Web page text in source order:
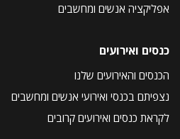
אפליקציה אנשים ומחשבים
כנסים ואירועים
הכנסים והאירועים שלנו
נצפיתם בכנסי ואירועי אנשים ומחשבים
לקראת כנסים ואירועים קרובים